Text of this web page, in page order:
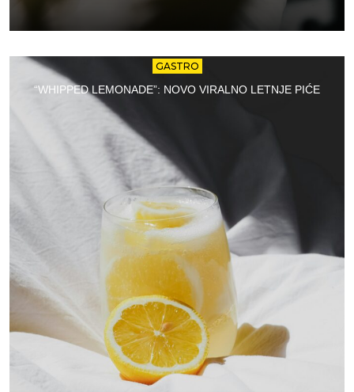
GASTRO
“WHIPPED LEMONADE”: NOVO VIRALNO LETNJE PIĆE